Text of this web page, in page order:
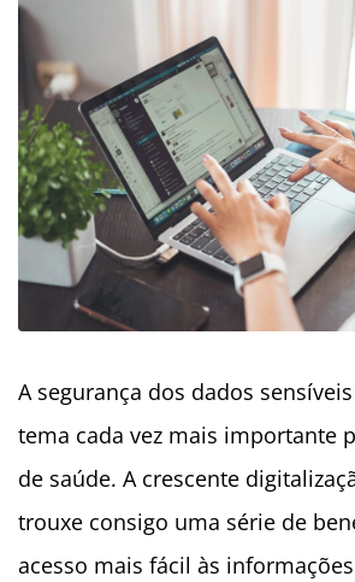
A segurança dos dados
tema cada vez mais importante
de saúde. A crescente
trouxe consigo uma série de
acesso mais fácil às